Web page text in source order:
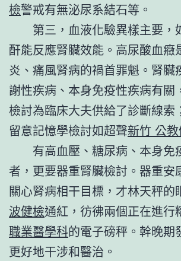
檢警戒有無泌尿系結石等。
第三，血液化驗異樣主要，
酐能反應腎臟效能。高尿酸血癥
炎、痛風腎病的禍首罪魁。腎臟
謝性疾病、本身免疫性疾病有關
檢討為臨床大夫供給了診斷線索
留意記憶學檢討如超聲新竹 公
有高血壓、糖尿病、本身免
者，更要器重腎臟檢討。器重安
關心腎病相干目標，才林天秤的
波健檢通紅，彷彿兩個正在進行
職業醫學科的電子磅秤。幹晚期
更好地干涉和醫治。